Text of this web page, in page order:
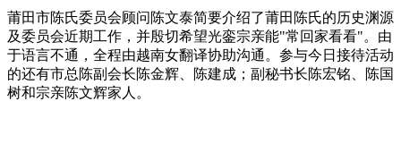
莆田市陈氏委员会顾问陈文泰简要介绍了莆田陈氏的历史渊源
及委员会近期工作，并殷切希望光銮宗亲能"常回家看看"。由
于语言不通，全程由越南女翻译协助沟通。 参与今日接待活动
的还有市总陈副会长陈金辉、陈建成；副秘书长陈宏铭、陈国
树和宗亲陈文辉家人。